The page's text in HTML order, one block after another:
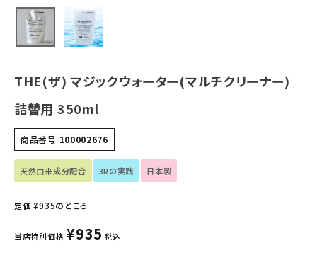
カテゴリーから探す
美容・コスメ・香水
衛生用品
日用品雑貨
フェムケア
THE(ザ) マジックウォーター(マルチクリーナー)
詰替用 350ml
商品番号 100002676
天然由来成分配合 3Rの実践 日本製
定価 ¥935のところ
当店特別価格 ¥935 税込